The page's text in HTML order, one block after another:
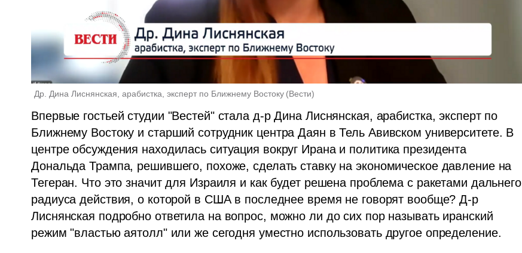
Др. Дина Лиснянская, арабистка, эксперт по Ближнему Востоку (Вести)
Впервые гостьей студии "Вестей" стала д-р Дина Лиснянская, арабистка, эксперт по
Ближнему Востоку и старший сотрудник центра Даян в Тель Авивском университете. В
центре обсуждения находилась ситуация вокруг Ирана и политика президента
Дональда Трампа, решившего, похоже, сделать ставку на экономическое давление на
Тегеран. Что это значит для Израиля и как будет решена проблема с ракетами дальнего
радиуса действия, о которой в США в последнее время не говорят вообще? Д-р
Лиснянская подробно ответила на вопрос, можно ли до сих пор называть иранский
режим "властью аятолл" или же сегодня уместно использовать другое определение.